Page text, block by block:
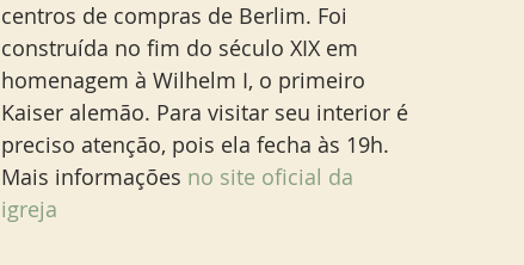
centros de compras de Berlim. Foi
construída no fim do século XIX em
homenagem à Wilhelm I, o primeiro
Kaiser alemão. Para visitar seu interior é
preciso atenção, pois ela fecha às 19h.
Mais informações no site oficial da
igreja